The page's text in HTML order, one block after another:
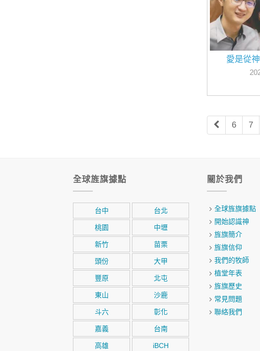
愛是從
6 7
全球旌旗據點
台中 台北
桃園 中壢
新竹 苗栗
頭份 大甲
豐原 北屯
東山 沙鹿
斗六 彰化
嘉義 台南
高雄 iBCH
關於我們
全球旌旗據點
開始認識神
旌旗簡介
旌旗信仰
我們的牧師
植堂年表
旌旗歷史
常見問題
聯絡我們